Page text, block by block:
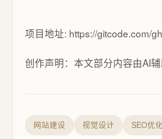
项目地址: https://gitcode.com/
创作声明：本文部分内容由AI
网站建设 视觉设计 SEO优化